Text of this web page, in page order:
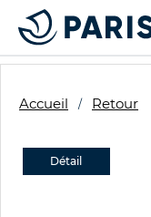
Accueil Retour
Détail